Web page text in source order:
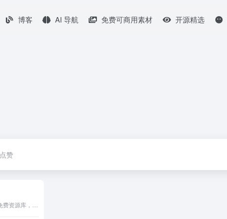
博客 AI 导航 免费可商用素材 开源精选
点赞